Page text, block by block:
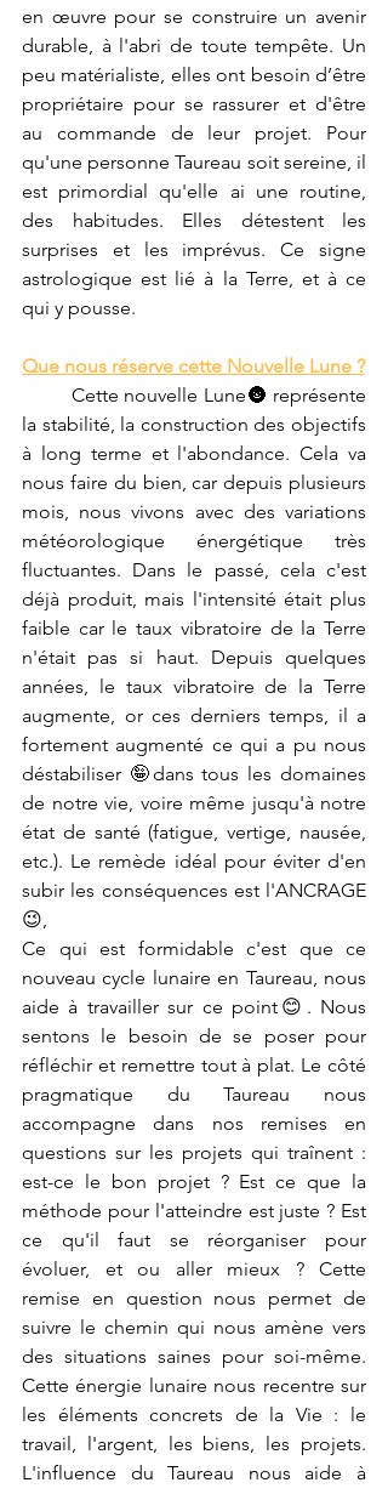
en œuvre pour se construire un avenir
durable, à l'abri de toute tempête. Un
peu matérialiste, elles ont besoin d’être
propriétaire pour se rassurer et d'être
au commande de leur projet. Pour
qu'une personne Taureau soit sereine, il
est primordial qu'elle ai une routine,
des habitudes. Elles détestent les
surprises et les imprévus. Ce signe
astrologique est lié à la Terre, et à ce
qui y pousse.
Que nous réserve cette Nouvelle Lune ?
la stabilité, la construction des objectifs
à long terme et l'abondance. Cela va
nous faire du bien, car depuis plusieurs
mois, nous vivons avec des variations
météorologique énergétique très
fluctuantes. Dans le passé, cela c'est
déjà produit, mais l'intensité était plus
faible car le taux vibratoire de la Terre
n'était pas si haut. Depuis quelques
années, le taux vibratoire de la Terre
augmente, or ces derniers temps, il a
fortement augmenté ce qui a pu nous
déstabiliser 🤪dans tous les domaines
de notre vie, voire même jusqu'à notre
état de santé (fatigue, vertige, nausée,
etc.). Le remède idéal pour éviter d'en
subir les conséquences est l'ANCRAGE
😉,
Ce qui est formidable c'est que ce
nouveau cycle lunaire en Taureau, nous
aide à travailler sur ce point😊. Nous
sentons le besoin de se poser pour
réfléchir et remettre tout à plat. Le côté
pragmatique du Taureau nous
accompagne dans nos remises en
questions sur les projets qui traînent :
est-ce le bon projet ? Est ce que la
méthode pour l'atteindre est juste ? Est
ce qu'il faut se réorganiser pour
évoluer, et ou aller mieux ? Cette
remise en question nous permet de
suivre le chemin qui nous amène vers
des situations saines pour soi-même.
Cette énergie lunaire nous recentre sur
les éléments concrets de la Vie : le
travail, l'argent, les biens, les projets.
L'influence du Taureau nous aide à